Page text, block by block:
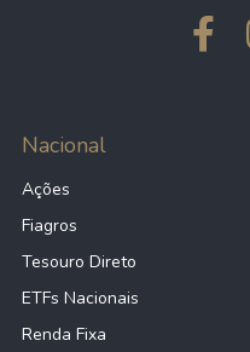
Nacional
Ações
Fiagros
Tesouro Direto
ETFs Nacionais
Renda Fixa